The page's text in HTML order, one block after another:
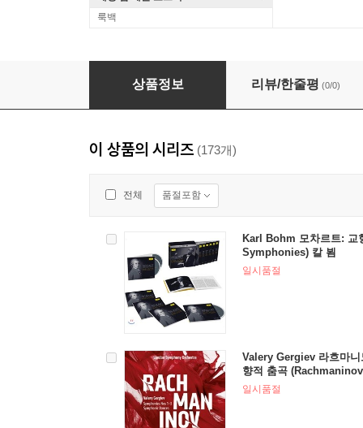
룩백
Leontyne Price 베르디: 아이다 (Verdi: Aida)
상품정보 리뷰/한줄평 (0/0)
이 상품의 시리즈 (173개)
전체 품절포함
Karl Bohm 모차르트: 교
Symphonies) 칼 뵘
일시품절
Valery Gergiev 라흐마
향적 춤곡
3, Symphonic Dances)
일시품절